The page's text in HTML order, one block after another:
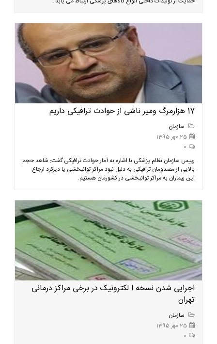
17 هزارمرگ ومیر ناشی از حوادث ترافیکی داریم
سازمان
25 مهر 1395
0
رییس سازمان نظام پزشکی با اشاره به آمار حوادث ترافیکی گفت: شاهد حجم
بالایی از مصدومان ترافیکی به دلیل نبود مراکز توانبخشی یا دیرکرد ارجاع
این بیماران به مراکز توانبخشی در کشورمان هستیم.
اجرایی شدن نسخه ا لکترونیک در برخی مراکز درمانی
تهران
سازمان
25 مهر 1395
0